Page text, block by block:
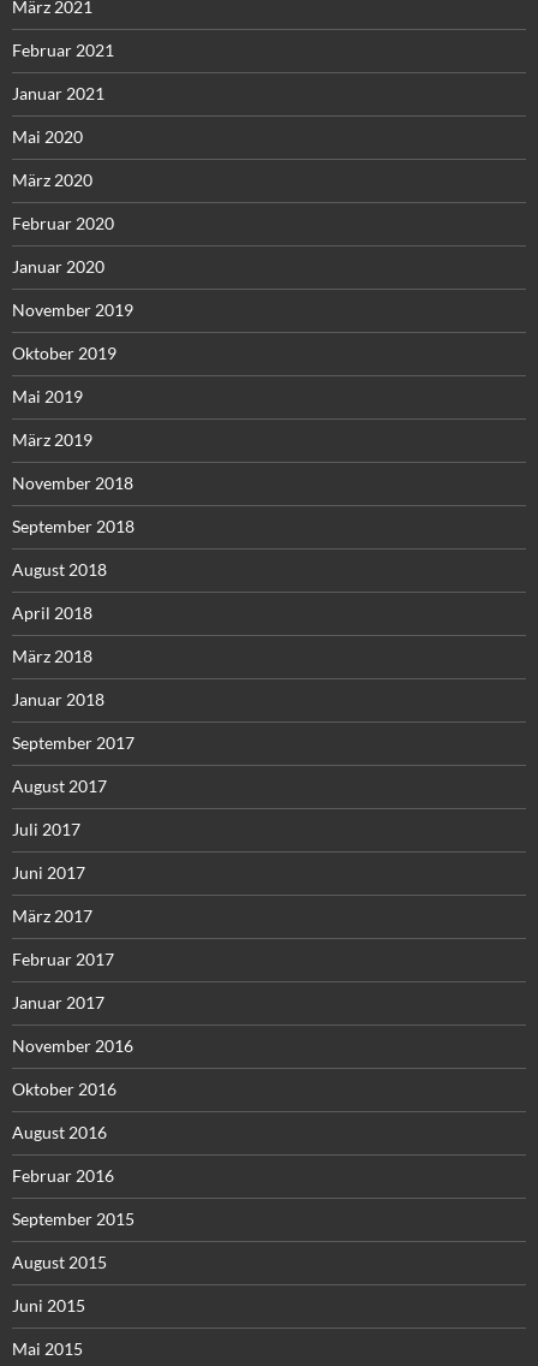
März 2021
Februar 2021
Januar 2021
Mai 2020
März 2020
Februar 2020
Januar 2020
November 2019
Oktober 2019
Mai 2019
März 2019
November 2018
September 2018
August 2018
April 2018
März 2018
Januar 2018
September 2017
August 2017
Juli 2017
Juni 2017
März 2017
Februar 2017
Januar 2017
November 2016
Oktober 2016
August 2016
Februar 2016
September 2015
August 2015
Juni 2015
Mai 2015